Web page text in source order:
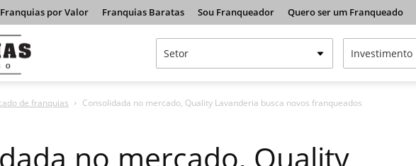
Franquias por Valor Franquias Baratas Sou Franqueador Quero ser um Franqueado
Franquias
de franquias Consolidada no mercado, Quality Lavanderia busca novos franqueados
no mercado, Quality